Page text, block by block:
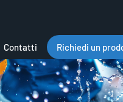
Contatti Richiedi un